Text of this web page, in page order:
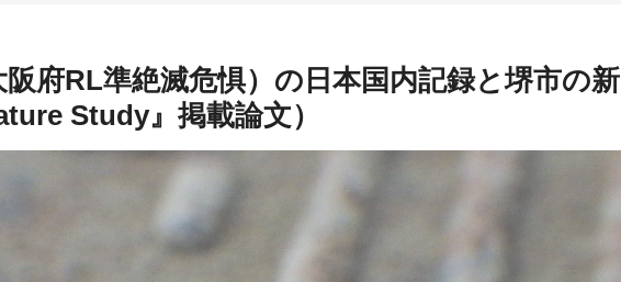
府RL準絶滅危惧）の日本国内記録と堺市の新
Study』掲載論文）